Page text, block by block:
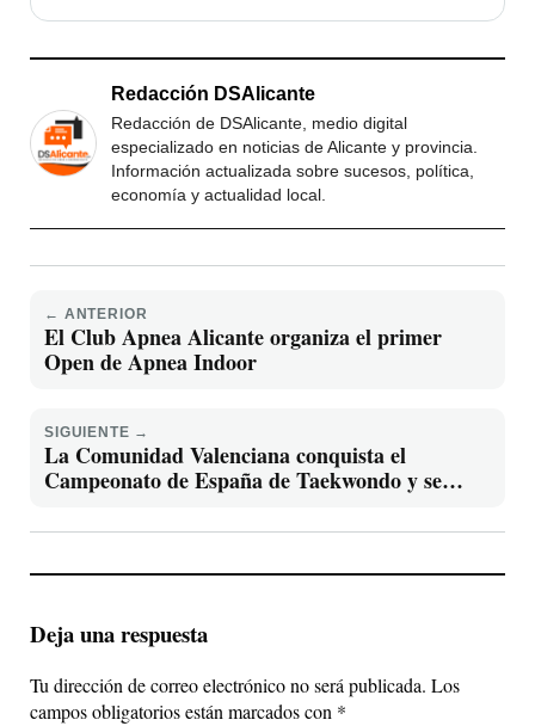
Redacción DSAlicante
Redacción de DSAlicante, medio digital
especializado en noticias de Alicante y provincia.
Información actualizada sobre sucesos, política,
economía y actualidad local.
← ANTERIOR
El Club Apnea Alicante organiza el primer
Open de Apnea Indoor
SIGUIENTE →
La Comunidad Valenciana conquista el
Campeonato de España de Taekwondo y se
Deja una respuesta
Tu dirección de correo electrónico no será publicada. Los
campos obligatorios están marcados con *